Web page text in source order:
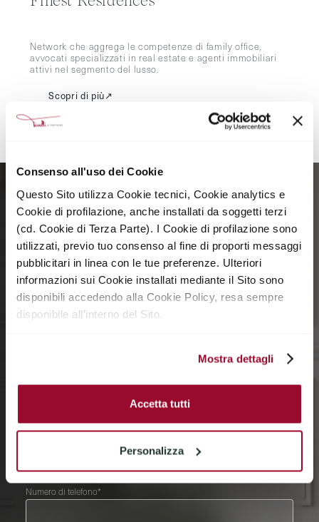
Consenso all'uso dei Cookie
Questo Sito utilizza Cookie tecnici, Cookie analytics e
Cookie di profilazione, anche installati da soggetti terzi
(cd. Cookie di Terza Parte). I Cookie di profilazione sono
utilizzati, previo tuo consenso al fine di proporti messaggi
pubblicitari in linea con le tue preferenze. Ulteriori
informazioni sui Cookie installati mediante il Sito sono
disponibili accedendo alla Cookie Policy, resa sempre
disponibile all’interno del Sito.
Mostra dettagli
Accetta tutti
Personalizza
Network che aggrega le competenze di family office,
avvocati specializzati in real estate e agenti immobiliari
attivi nel segmento del lusso.
Scopri di più↗
Connettiti
con noi
PER INFORMAZIONI SU UNA DELLE NOSTRE PROPRIETÀ O PER RICHIEDERE UNA
CONSULENZA
Cognome*
Numero di telefono*